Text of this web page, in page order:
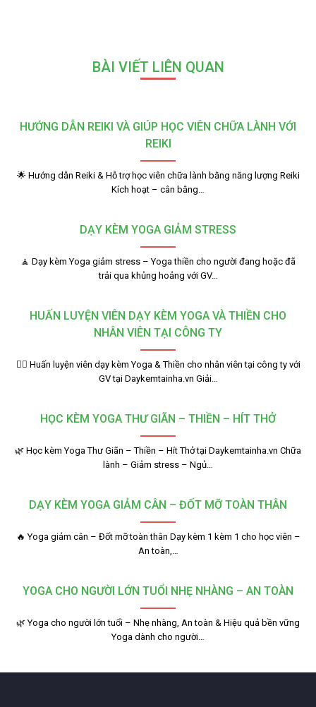
BÀI VIẾT LIÊN QUAN
HƯỚNG DẪN REIKI VÀ GIÚP HỌC VIÊN CHỮA LÀNH VỚI
REIKI
🌟 Hướng dẫn Reiki & Hỗ trợ học viên chữa lành bằng năng lượng Reiki
Kích hoạt – cân bằng…
DẠY KÈM YOGA GIẢM STRESS
🧘 Dạy kèm Yoga giảm stress – Yoga thiền cho người đang hoặc đã
trải qua khủng hoảng với GV…
HUẤN LUYỆN VIÊN DẠY KÈM YOGA VÀ THIỀN CHO
NHÂN VIÊN TẠI CÔNG TY
🧘‍♂️ Huấn luyện viên dạy kèm Yoga & Thiền cho nhân viên tại công ty với
GV tại Daykemtainha.vn Giải…
HỌC KÈM YOGA THƯ GIÃN – THIỀN – HÍT THỞ
🌿 Học kèm Yoga Thư Giãn – Thiền – Hít Thở tại Daykemtainha.vn Chữa
lành – Giảm stress – Ngủ…
DẠY KÈM YOGA GIẢM CÂN – ĐỐT MỠ TOÀN THÂN
🔥 Yoga giảm cân – Đốt mỡ toàn thân Dạy kèm 1 kèm 1 cho học viên –
An toàn,…
YOGA CHO NGƯỜI LỚN TUỔI NHẸ NHÀNG – AN TOÀN
🌿 Yoga cho người lớn tuổi – Nhẹ nhàng, An toàn & Hiệu quả bền vững
Yoga dành cho người…